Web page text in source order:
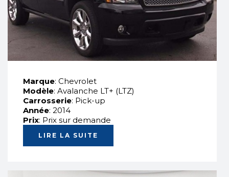
Marque: Chevrolet
Modèle: Avalanche LT+ (LTZ)
Carrosserie: Pick-up
Année: 2014
Prix: Prix sur demande
LIRE LA SUITE